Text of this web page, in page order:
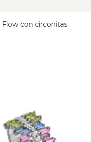
Flow con circonitas